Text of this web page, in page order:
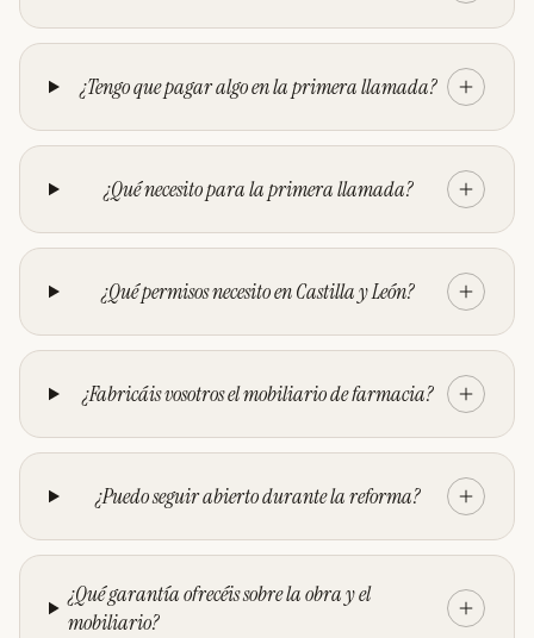
¿Tengo que pagar algo en la primera llamada?
¿Qué necesito para la primera llamada?
¿Qué permisos necesito en Castilla y León?
¿Fabricáis vosotros el mobiliario de farmacia?
¿Puedo seguir abierto durante la reforma?
¿Qué garantía ofrecéis sobre la obra y el
mobiliario?